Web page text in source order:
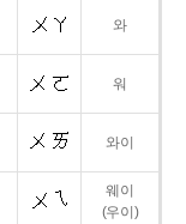
와
워
와이
웨이
(우이)